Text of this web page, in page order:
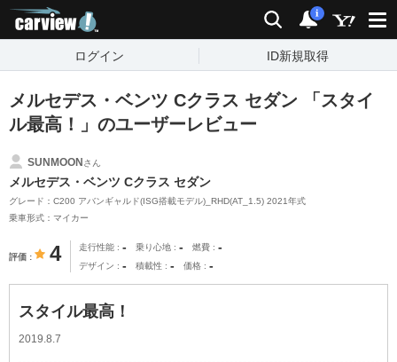
検索 通知
i
ログイン ID新規取得
メルセデス・ベンツ Cクラス セダン 「スタイ
ル最高！」のユーザーレビュー
SUNMOONさん
メルセデス・ベンツ Cクラス セダン
グレード：C200 アバンギャルド(ISG搭載モデル)_RHD(AT_1.5) 2021年式
乗車形式：マイカー
評価 4 走行性能 - 乗り心地 - 燃費 -
デザイン - 積載性 - 価格 -
スタイル最高！
2019.8.7